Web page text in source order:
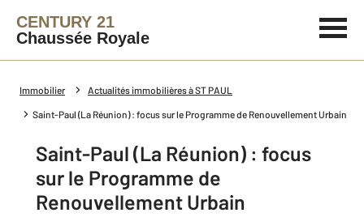
CENTURY 21
Chaussée Royale
Immobilier Actualités immobilières à ST PAUL
Saint-Paul (La Réunion) : focus sur le Programme de Renouvellement Urbain
Saint-Paul (La Réunion) : focus
sur le Programme de
Renouvellement Urbain